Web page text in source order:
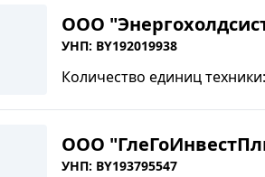
ООО
УНП: BY192019938
Количество единиц
ООО
УНП: BY193795547